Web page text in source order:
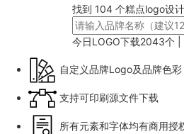
找到 104 个糕点logo设
今日LOGO下载2043个 |
自定义品牌Logo及品牌色彩
支持可印刷源文件下载
所有元素和字体均有商用授